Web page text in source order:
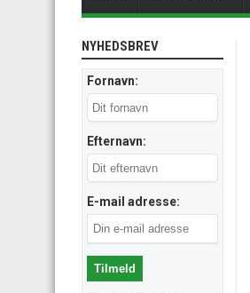
NYHEDSBREV
Fornavn:
Efternavn:
E-mail adresse: